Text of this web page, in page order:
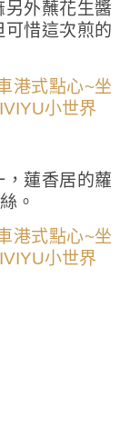
外蘸花生醬
惜這次煎的
蓮香居的蘿
。